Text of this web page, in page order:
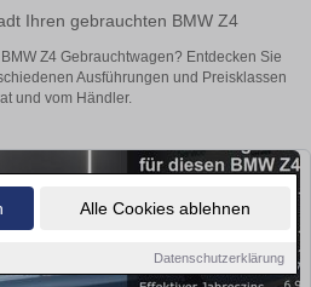
Alle Cookies ablehnen
Datenschutzerklärung
Ihren gebrauchten BMW Z4
Z4 Gebrauchtwagen? Entdecken Sie
Ausführungen und Preisklassen
und vom Händler.